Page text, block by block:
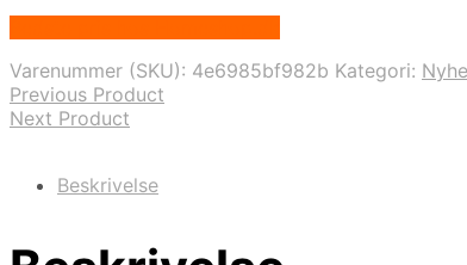
Varenummer (SKU): 4e6985bf982b Kategori:
Previous Product
Next Product
Beskrivelse